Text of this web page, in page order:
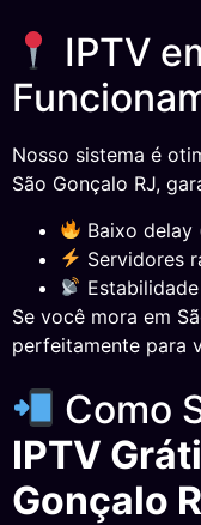
IPTV
Nosso sistema é
São Gonçalo RJ,
Baixo delay
Servidores
Se você mora em
perfeitamente para
Como
IPTV
Gonçalo